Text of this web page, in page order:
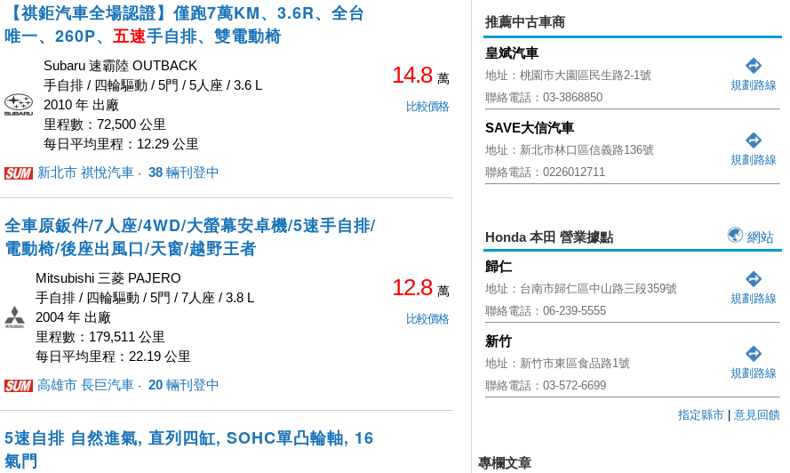
【祺鉅汽車全場認證】僅跑7萬KM、3.6R、全台
唯一、260P、 五速手自排、雙電動椅
Subaru 速霸陸 OUTBACK
手自排 / 四輪驅動 / 5門 / 5人座 / 3.6 L
2010 年 出廠
里程數：72,500 公里
每日平均里程：12.29 公里
新北市 祺悅汽車 · ‎ 38 輛刊登中
14.8 萬
比較價格
全車原鈑件/7人座/4WD/大螢幕安卓機/5速手自排/
電動椅/後座出風口/天窗/越野王者
Mitsubishi 三菱 PAJERO
手自排 / 四輪驅動 / 5門 / 7人座 / 3.8 L
2004 年 出廠
里程數：179,511 公里
每日平均里程：22.19 公里
高雄市 長巨汽車 · ‎ 20 輛刊登中
12.8 萬
比較價格
5速自排 自然進氣, 直列四缸, SOHC單凸輪軸, 16
氣門
推薦中古車商
皇斌汽車
地址：桃園市大園區民生路2-1號
聯絡電話：03-3868850
規劃路線
SAVE大信汽車
地址：新北市林口區信義路136號
聯絡電話：0226012711
規劃路線
Honda 本田 營業據點
網站
歸仁
地址：台南市歸仁區中山路三段359號
聯絡電話：06-239-5555
規劃路線
新竹
地址：新竹市東區食品路1號
聯絡電話：03-572-6699
規劃路線
指定縣市 意見回饋
專欄文章